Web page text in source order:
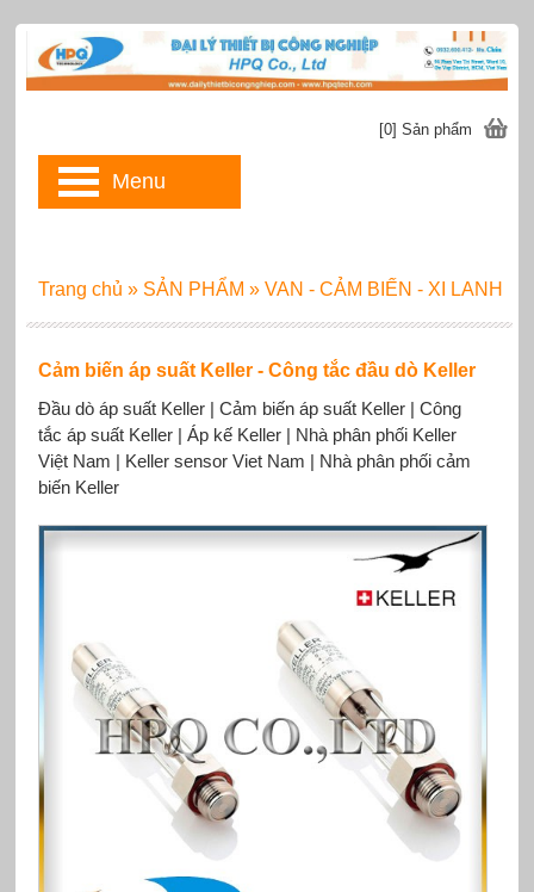
Cảm biến áp suất Keller - Công tắc đầu dò Keller
Đầu dò áp suất Keller | Cảm biến áp suất Keller | Công
tắc áp suất Keller | Áp kế Keller | Nhà phân phối Keller
Việt Nam | Keller sensor Viet Nam | Nhà phân phối cảm
biến Keller
Trang chủ » SẢN PHẨM » VAN - CẢM BIẾN - XI LANH
[0] Sản phẩm
Menu